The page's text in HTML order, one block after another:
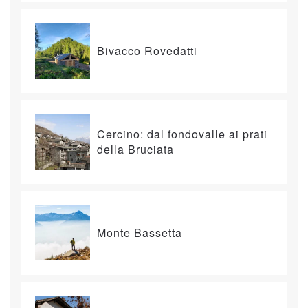
Bivacco Rovedatti
Cercino: dal fondovalle ai prati
della Bruciata
Monte Bassetta